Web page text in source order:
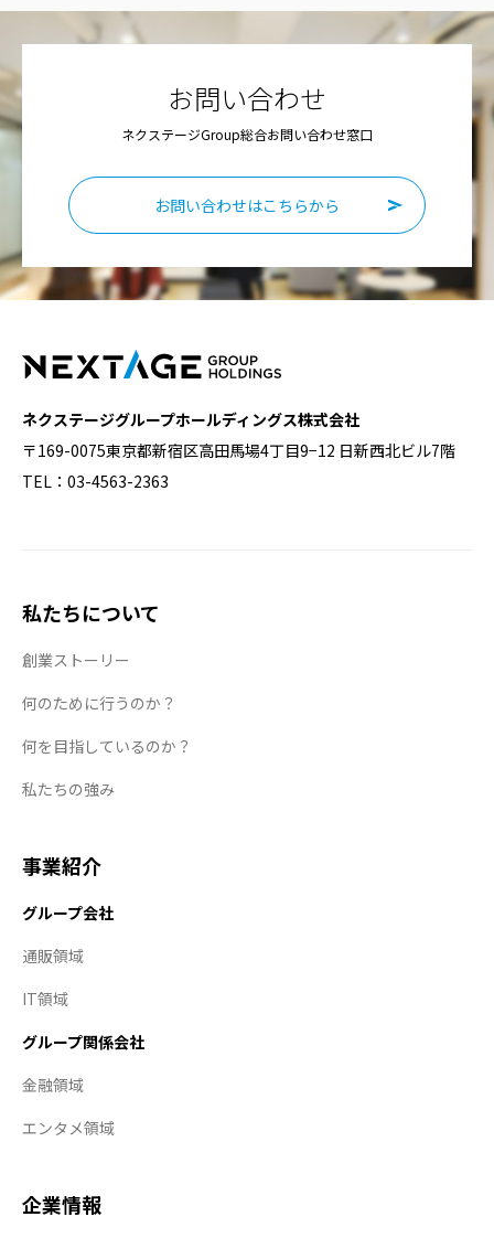
お問い合わせ
ネクステージGroup総合お問い合わせ窓口
お問い合わせはこちらから
ネクステージグループホールディングス株式会社
〒169-0075東京都新宿区高田馬場4丁目9−12 日新西北ビル7階
TEL：03-4563-2363
私たちについて
創業ストーリー
何のために行うのか？
何を目指しているのか？
私たちの強み
事業紹介
グループ会社
通販領域
IT領域
グループ関係会社
金融領域
エンタメ領域
企業情報